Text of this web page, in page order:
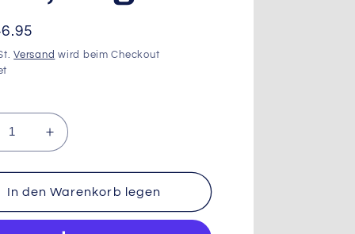
Versand wird beim Checkout
Erhöhe
die
Menge
für
Ovomaltine
In den Warenkorb legen